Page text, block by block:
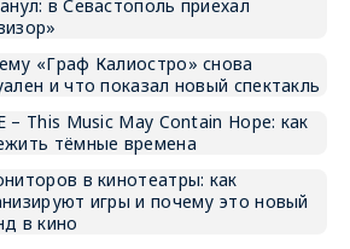
в Севастополь приехал
«Граф Калиостро» снова
и что показал новый спектакль
– This Music May Contain Hope: как
тёмные времена
в кинотеатры: как
игры и почему это новый
в кино